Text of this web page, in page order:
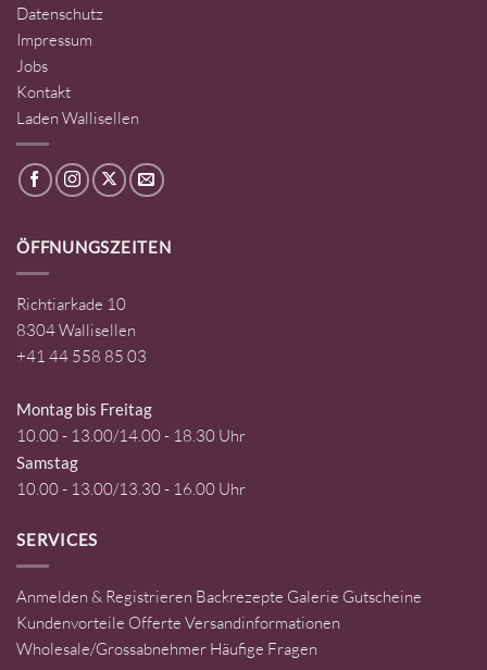
Datenschutz
Impressum
Jobs
Kontakt
Laden Wallisellen
ÖFFNUNGSZEITEN
Richtiarkade 10
8304 Wallisellen
+41 44 558 85 03
Montag bis Freitag
10.00 - 13.00/14.00 - 18.30 Uhr
Samstag
10.00 - 13.00/13.30 - 16.00 Uhr
SERVICES
Anmelden & Registrieren Backrezepte Galerie Gutscheine
Kundenvorteile Offerte Versandinformationen
Wholesale/Grossabnehmer Häufige Fragen